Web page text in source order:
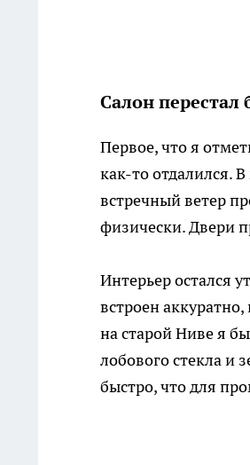
Салон перестал
Первое, что я
как-то отдалился.
встречный ветер
физически. Двери
Интерьер остался
встроен
на старой Ниве я
лобового стекла и
быстро, что для